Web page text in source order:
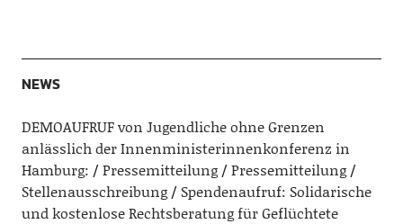
NEWS
DEMOAUFRUF von Jugendliche ohne Grenzen
anlässlich der Innenministerinnenkonferenz in
Hamburg:
Pressemitteilung
Pressemitteilung
Stellenausschreibung
Spendenaufruf: Solidarische
und kostenlose Rechtsberatung für Geflüchtete